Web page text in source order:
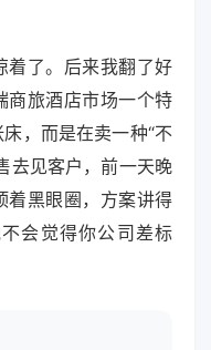
着了。后来我翻了好
商旅酒店市场一个特
，而是在卖一种“不
去见客户，前一天晚
着黑眼圈，方案讲得
会觉得你公司差标